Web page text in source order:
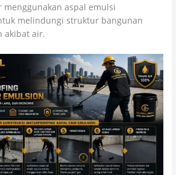
aspal emulsi
melindungi struktur bangunan
akibat air.